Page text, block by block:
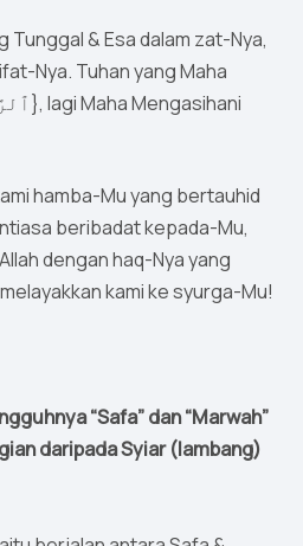
Tunggal & Esa dalam zat-Nya,
Nya. Tuhan yang Maha
hamba-Mu yang bertauhid
beribadat kepada-Mu,
dengan haq-Nya yang
kami ke syurga-Mu!
“Safa” dan “Marwah”
daripada Syiar (lambang)